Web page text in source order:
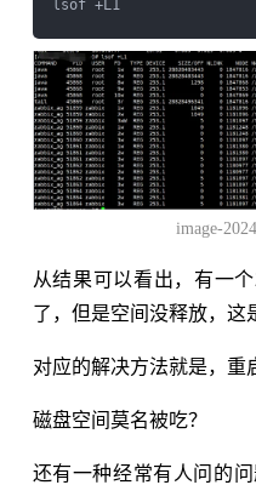
image-
从结果可以看出，有一
了，但是空间没释放，这
对应的解决方法就是，重
磁盘空间莫名被吃？
还有一种经常有人问的